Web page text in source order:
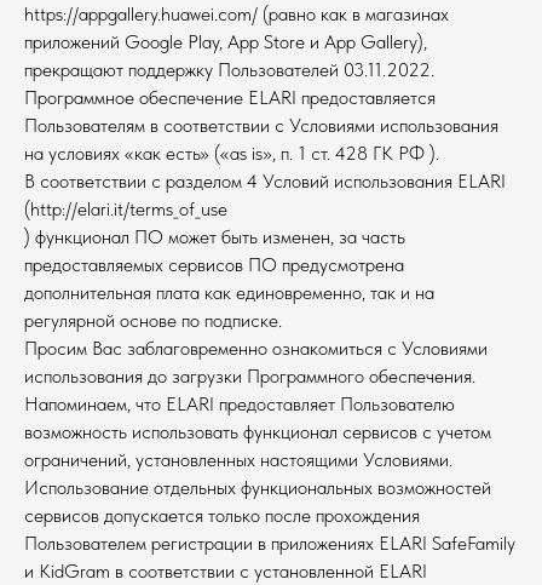
https://appgallery.huawei.com/ (равно как в магазинах
приложений Google Play, App Store и App Gallery),
прекращают поддержку Пользователей 03.11.2022.
Программное обеспечение ELARI предоставляется
Пользователям в соответствии с Условиями использования
на условиях «как есть» («as is», п. 1 ст. 428 ГК РФ ).
В соответствии с разделом 4 Условий использования ELARI
(http://elari.it/terms_of_use
) функционал ПО может быть изменен, за часть
предоставляемых сервисов ПО предусмотрена
дополнительная плата как единовременно, так и на
регулярной основе по подписке.
Просим Вас заблаговременно ознакомиться с Условиями
использования до загрузки Программного обеспечения.
Напоминаем, что ELARI предоставляет Пользователю
возможность использовать функционал сервисов с учетом
ограничений, установленных настоящими Условиями.
Использование отдельных функциональных возможностей
сервисов допускается только после прохождения
Пользователем регистрации в приложениях ELARI SafeFamily
и KidGram в соответствии с установленной ELARI